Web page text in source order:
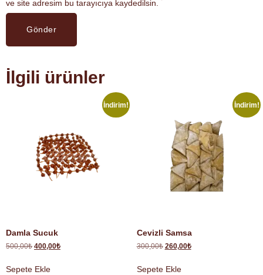
ve site adresim bu tarayıcıya kaydedilsin.
İlgili ürünler
İndirim!
Damla Sucuk
500,00₺ 400,00₺
Sepete Ekle
İndirim!
Cevizli Samsa
300,00₺ 260,00₺
Sepete Ekle